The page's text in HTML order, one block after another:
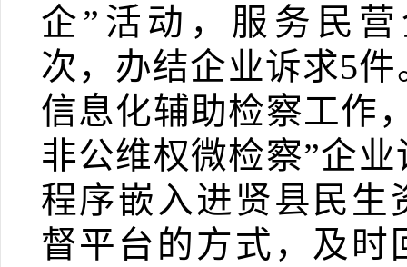
企”活动， 服务民
次，办结企业诉求5件
信息化辅助检察工作
非公维权微检察”企
程序嵌入进贤县民生
督平台的方式，及时